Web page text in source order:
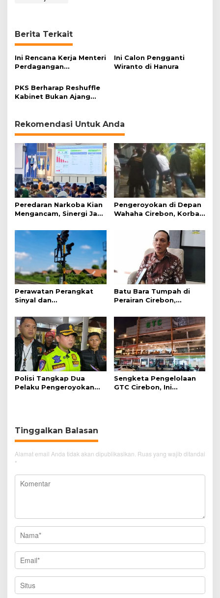
Berita Terkait
Ini Rencana Kerja Menteri
Perdagangan
Dilantik Presiden
Ini Calon Pengganti
Wiranto di Hanura
PKS Berharap Reshuffle
Kabinet Bukan Ajang
Rekomendasi Untuk Anda
Peredaran Narkoba Kian
Mengancam, Sinergi Jadi
Pengeroyokan di Depan
Wahaha Cirebon, Korban
Perawatan Perangkat
Sinyal dan
Perjalanan Kereta Api
Batu Bara Tumpah di
Perairan Cirebon,
Hijau
Polisi Tangkap Dua
Pelaku Pengeroyokan
Sengketa Pengelolaan
GTC Cirebon, Ini
Tinggalkan Balasan
Alamat email Anda tidak akan dipublikasikan. Ruas yang wajib ditandai
*